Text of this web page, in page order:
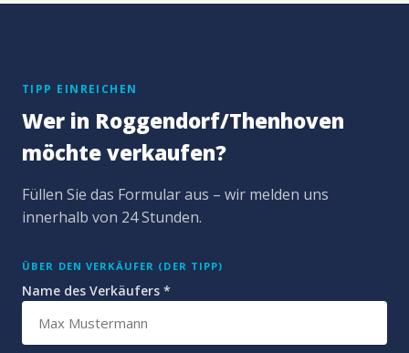
TIPP EINREICHEN
Wer in Roggendorf/Thenhoven
möchte verkaufen?
Füllen Sie das Formular aus – wir melden uns
innerhalb von 24 Stunden.
ÜBER DEN VERKÄUFER (DER TIPP)
Name des Verkäufers *